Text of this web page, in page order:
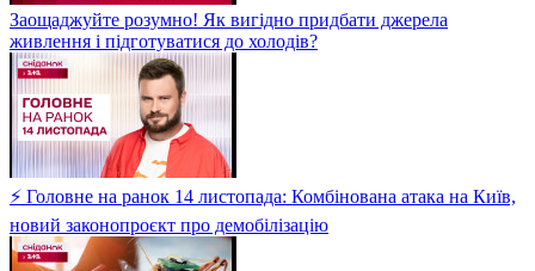
Заощаджуйте розумно! Як вигідно придбати джерела
живлення і підготуватися до холодів?
⚡ Головне на ранок 14 листопада: Комбінована атака на Київ,
новий законопроєкт про демобілізацію